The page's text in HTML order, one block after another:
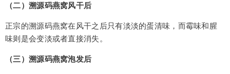
（二）溯源码燕窝风干后
正宗的溯源码燕窝在风干之后只有淡淡的蛋清味，而霉味和腥
味则是会变淡或者直接消失。
（三）溯源码燕窝泡发后